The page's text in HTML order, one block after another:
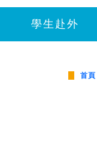
學生赴外
首頁